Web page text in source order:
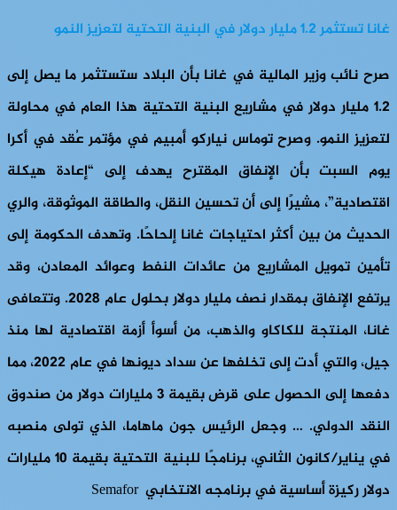
غانا تستثمر 1.2 مليار دولار في البنية التحتية لتعزيز النمو
صرح نائب وزير المالية في غانا بأن البلاد ستستثمر ما يصل إلى
1.2 مليار دولار في مشاريع البنية التحتية هذا العام في محاولة
لتعزيز النمو. وصرح توماس نياركو أمبيم في مؤتمر عُقد في أكرا
يوم السبت بأن الإنفاق المقترح يهدف إلى “إعادة هيكلة
اقتصادية”، مشيرًا إلى أن تحسين النقل، والطاقة الموثوقة، والري
الحديث من بين أكثر احتياجات غانا إلحاحًا. وتهدف الحكومة إلى
تأمين تمويل المشاريع من عائدات النفط وعوائد المعادن، وقد
يرتفع الإنفاق بمقدار نصف مليار دولار بحلول عام 2028. وتتعافى
غانا، المنتجة للكاكاو والذهب، من أسوأ أزمة اقتصادية لها منذ
جيل، والتي أدت إلى تخلفها عن سداد ديونها في عام 2022، مما
دفعها إلى الحصول على قرض بقيمة 3 مليارات دولار من صندوق
النقد الدولي. … وجعل الرئيس جون ماهاما، الذي تولى منصبه
في يناير/كانون الثاني، برنامجًا للبنية التحتية بقيمة 10 مليارات
دولار ركيزة أساسية في برنامجه الانتخابي Semafor